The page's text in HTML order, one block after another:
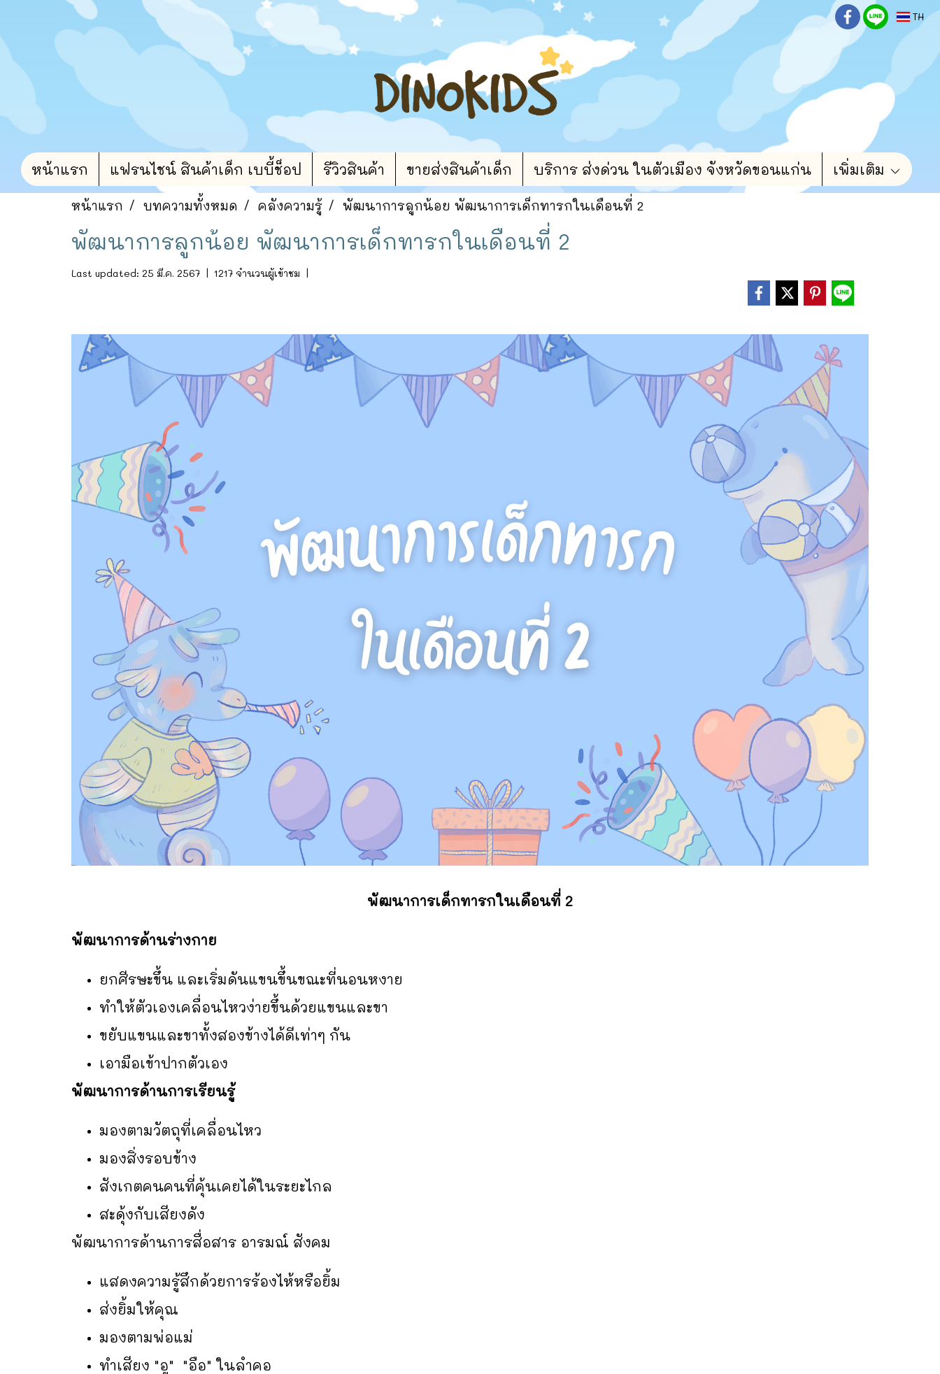
TH
หน้าแรก แฟรนไชน์ สินค้าเด็ก เบบี้ช็อป รีวิวสินค้า ขายส่งสินค้าเด็ก บริการ ส่งด่วน ในตัวเมือง จังหวัดขอนแก่น เพิ่มเติม
หน้าแรก บทความทั้งหมด คลังความรู้ พัฒนาการลูกน้อย พัฒนาการเด็กทารกในเดือนที่ 2
พัฒนาการลูกน้อย พัฒนาการเด็กทารกในเดือนที่ 2
Last updated: 25 มี.ค. 2567 | 1217 จำนวนผู้เข้าชม |
พัฒนาการเด็กทารกในเดือนที่ 2
พัฒนาการด้านร่างกาย
ยกศีรษะขึ้น และเริ่มดันแขนขึ้นขณะที่นอนหงาย
ทำให้ตัวเองเคลื่อนไหวง่ายขึ้นด้วยแขนและขา
ขยับแขนและขาทั้งสองข้างได้ดีเท่าๆ กัน
เอามือเข้าปากตัวเอง
พัฒนาการด้านการเรียนรู้
มองตามวัตถุที่เคลื่อนไหว
มองสิ่งรอบข้าง
สังเกตคนคนที่คุ้นเคยได้ในระยะไกล
สะดุ้งกับเสียงดัง
พัฒนาการด้านการสื่อสาร อารมณ์ สังคม
แสดงความรู้สึกด้วยการร้องไห้หรือยิ้ม
ส่งยิ้มให้คุณ
มองตามพ่อแม่
ทำเสียง "อู" "อือ" ในลำคอ